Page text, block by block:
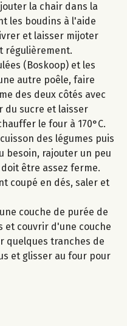
la chair dans la
les boudins à l'aide
et laisser mijoter
régulièrement.
(Boskoop) et les
autre poêle, faire
des deux côtés avec
du sucre et laisser
le four à 170°C.
des légumes puis
besoin, rajouter un peu
être assez ferme.
coupé en dés, saler et
couche de purée de
et couvrir d'une couche
quelques tranches de
et glisser au four pour